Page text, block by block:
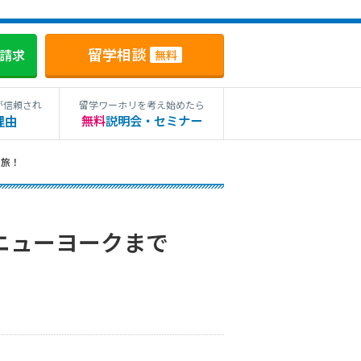
求 留学相談 無料
頼され
由
留学ワーホリを考え始めたら
無料説明会・セミナー
！
ーヨークまで